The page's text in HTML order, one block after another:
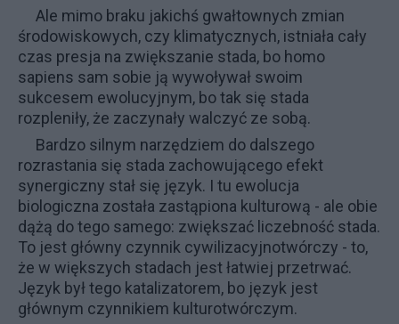
Ale mimo braku jakichś gwałtownych zmian
środowiskowych, czy klimatycznych, istniała cały
czas presja na zwiększanie stada, bo homo
sapiens sam sobie ją wywoływał swoim
sukcesem ewolucyjnym, bo tak się stada
rozpleniły, że zaczynały walczyć ze sobą.
Bardzo silnym narzędziem do dalszego
rozrastania się stada zachowującego efekt
synergiczny stał się język. I tu ewolucja
biologiczna została zastąpiona kulturową - ale obie
dążą do tego samego: zwiększać liczebność stada.
To jest główny czynnik cywilizacyjnotwórczy - to,
że w większych stadach jest łatwiej przetrwać.
Język był tego katalizatorem, bo język jest
głównym czynnikiem kulturotwórczym.